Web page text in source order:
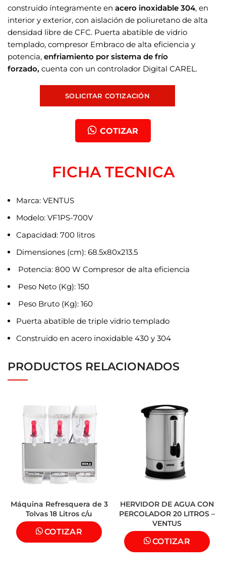
construido íntegramente en acero inoxidable 304, en
interior y exterior, con aislación de poliuretano de alta
densidad libre de CFC. Puerta abatible de vidrio
templado, compresor Embraco de alta eficiencia y
potencia, enfriamiento por sistema de frío
forzado, cuenta con un controlador Digital CAREL.
SOLICITAR COTIZACIÓN
COTIZAR
FICHA TECNICA
Marca: VENTUS
Modelo: VF1PS-700V
Capacidad: 700 litros
Dimensiones (cm): 68.5x80x213.5
Potencia: 800 W Compresor de alta eficiencia
Peso Neto (Kg): 150
Peso Bruto (Kg): 160
Puerta abatible de triple vidrio templado
Construido en acero inoxidable 430 y 304
PRODUCTOS RELACIONADOS
Máquina Refresquera de 3
Tolvas 18 Litros c/u
COTIZAR
HERVIDOR DE AGUA CON
PERCOLADOR 20 LITROS –
VENTUS
COTIZAR